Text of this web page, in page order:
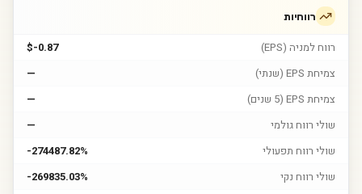
רווחיות
רווח למניה (EPS)
$-0.87
צמיחת EPS (שנתי)
—
צמיחת EPS (5 שנים)
—
שולי רווח גולמי
—
שולי רווח תפעולי
-274487.82%
שולי רווח נקי
-269835.03%